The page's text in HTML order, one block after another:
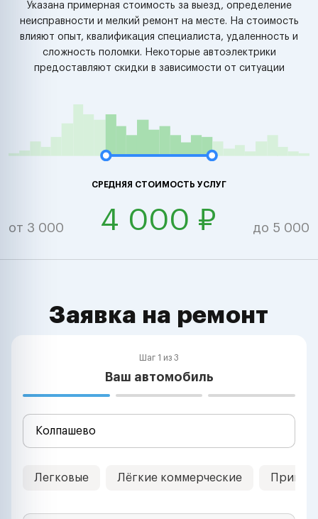
Указана примерная стоимость за выезд, определение
неисправности и мелкий ремонт на месте. На стоимость
влияют опыт, квалификация специалиста, удаленность и
сложность поломки. Некоторые автоэлектрики
предоставляют скидки в зависимости от ситуации
СРЕДНЯЯ СТОИМОСТЬ УСЛУГ
от 3 000 4 000 ₽ до 5 000
Заявка на ремонт
Шаг 1 из 3
Ваш автомобиль
Легковые Лёгкие коммерческие